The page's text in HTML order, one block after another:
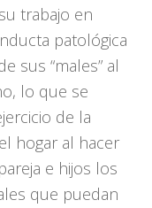
trabajo en
patológica
sus “males” al
lo que se
de la
hogar al hacer
e hijos los
que puedan